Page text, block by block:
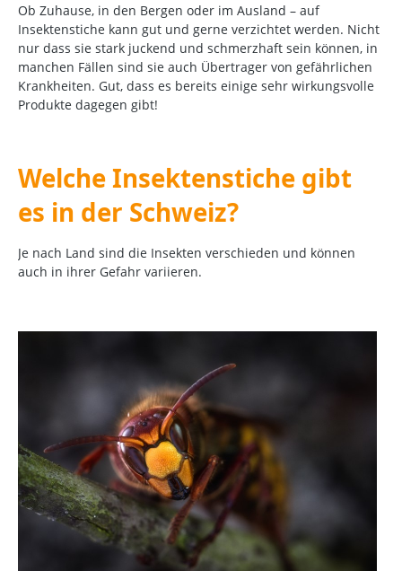
Ob Zuhause, in den Bergen oder im Ausland – auf
Insektenstiche kann gut und gerne verzichtet werden. Nicht
nur dass sie stark juckend und schmerzhaft sein können, in
manchen Fällen sind sie auch Übertrager von gefährlichen
Krankheiten. Gut, dass es bereits einige sehr wirkungsvolle
Produkte dagegen gibt!
Welche Insektenstiche gibt
es in der Schweiz?
Je nach Land sind die Insekten verschieden und können
auch in ihrer Gefahr variieren.